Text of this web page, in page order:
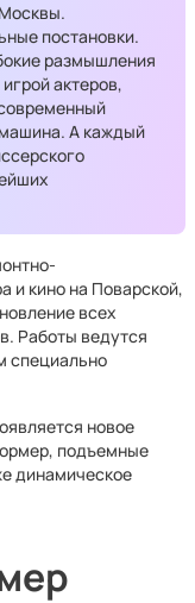
постановки.
размышления
актеров,
А каждый
и кино на Поварской,
всех
Работы ведутся
специально
новое
подъемные
динамическое